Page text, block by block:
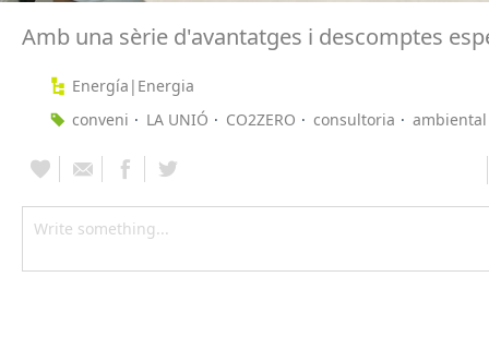
Amb una sèrie d'avantatges i descomptes
Energía|Energia
conveni
LA UNIÓ CO2ZERO consultoria ambiental